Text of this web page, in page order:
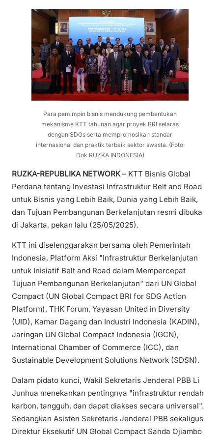
Para pemimpin bisnis mendukung pembentukan
mekanisme KTT tahunan agar proyek BRI selaras
dengan SDGs serta mempromosikan standar
internasional dan praktik terbaik sektor swasta. (Foto:
Dok RUZKA INDONESIA)
RUZKA-REPUBLIKA NETWORK– KTT Bisnis Global
Perdana tentang Investasi Infrastruktur Belt and Road
untuk Bisnis yang Lebih Baik, Dunia yang Lebih Baik,
dan Tujuan Pembangunan Berkelanjutan resmi dibuka
di Jakarta, pekan lalu (25/05/2025).
KTT ini diselenggarakan bersama oleh Pemerintah
Indonesia, Platform Aksi "Infrastruktur Berkelanjutan
untuk Inisiatif Belt and Road dalam Mempercepat
Tujuan Pembangunan Berkelanjutan" dari UN Global
Compact (UN Global Compact BRI for SDG Action
Platform), THK Forum, Yayasan United in Diversity
(UID), Kamar Dagang dan Industri Indonesia (KADIN),
Jaringan UN Global Compact Indonesia (IGCN),
International Chamber of Commerce (ICC), dan
Sustainable Development Solutions Network (SDSN).
Dalam pidato kunci, Wakil Sekretaris Jenderal PBB Li
Junhua menekankan pentingnya "infrastruktur rendah
karbon, tangguh, dan dapat diakses secara universal".
Sedangkan Asisten Sekretaris Jenderal PBB sekaligus
Direktur Eksekutif UN Global Compact Sanda Ojiambo